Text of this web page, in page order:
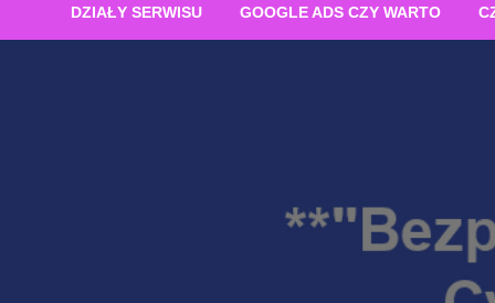
DZIAŁY SERWISU GOOGLE ADS CZY WARTO